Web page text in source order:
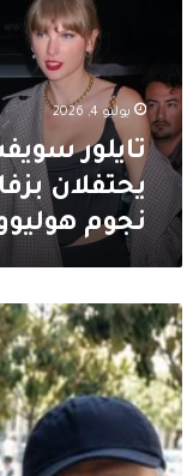
نخبة
من
نجوم
هوليوود
يوليو 4, 2026
تايلور
يحتفلان
نجوم
استـ
ـشهاد
نجل
الفنانة
وفاء
شرارة
في